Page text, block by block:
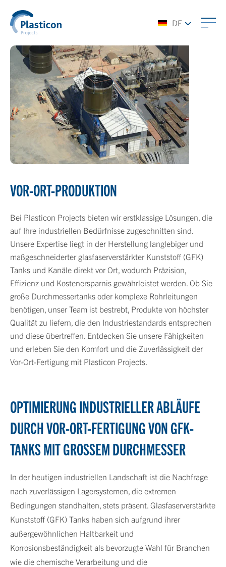
DE
VOR-ORT-PRODUKTION
Bei Plasticon Projects bieten wir erstklassige Lösungen, die
auf Ihre industriellen Bedürfnisse zugeschnitten sind.
Unsere Expertise liegt in der Herstellung langlebiger und
maßgeschneiderter glasfaserverstärkter Kunststoff (GFK)
Tanks und Kanäle direkt vor Ort, wodurch Präzision,
Effizienz und Kostenersparnis gewährleistet werden. Ob Sie
große Durchmessertanks oder komplexe Rohrleitungen
benötigen, unser Team ist bestrebt, Produkte von höchster
Qualität zu liefern, die den Industriestandards entsprechen
und diese übertreffen. Entdecken Sie unsere Fähigkeiten
und erleben Sie den Komfort und die Zuverlässigkeit der
Vor-Ort-Fertigung mit Plasticon Projects.
OPTIMIERUNG INDUSTRIELLER ABLÄUFE
DURCH VOR-ORT-FERTIGUNG VON GFK-
TANKS MIT GROSSEM DURCHMESSER
In der heutigen industriellen Landschaft ist die Nachfrage
nach zuverlässigen Lagersystemen, die extremen
Bedingungen standhalten, stets präsent. Glasfaserverstärkte
Kunststoff (GFK) Tanks haben sich aufgrund ihrer
außergewöhnlichen Haltbarkeit und
Korrosionsbeständigkeit als bevorzugte Wahl für Branchen
wie die chemische Verarbeitung und die